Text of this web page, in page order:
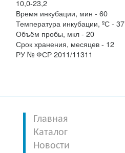
10,0-23,2
Время инкубации, мин - 60
Температура инкубации, ºС - 37
Объём пробы, мкл - 20
Срок хранения, месяцев - 12
РУ № ФСР 2011/11311
Главная
Каталог
Новости